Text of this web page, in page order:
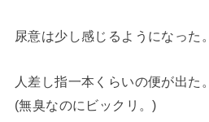
尿意は少し感じるようになった。
人差し指一本くらいの便が出た。
(無臭なのにビックリ。)